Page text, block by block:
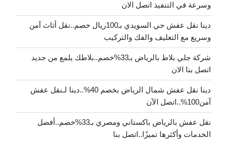
وسرعة في التنفيذ اتصل الان
دينا نقل عفش حي السويدي بـ100ريال خصم..نقل أثاث آمن
وسريع مع التغليف والفك والتركيب
شركة جلي بلاط بالرياض بـ33%خصم..بلاطك يلمع من جديد
اتصل بنا الان
دينا نقل عفش شمال الرياض بخصم 40%..دينا لـنقل عفش
آمن100%..اتصل الآن
نقل عفش بالرياض باكستاني ومصري بـ33%خصم..أفضل
الخدمات وأكثرها تميزًا..اتصل بنا